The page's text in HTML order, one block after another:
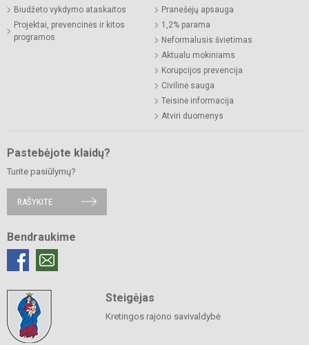
Biudžeto vykdymo ataskaitos
Projektai, prevencinės ir kitos
programos
Pranešėjų apsauga
1,2% parama
Neformalusis švietimas
Aktualu mokiniams
Korupcijos prevencija
Civilinė sauga
Teisinė informacija
Atviri duomenys
Pastebėjote klaidų?
Turite pasiūlymų?
RAŠYKITE
Bendraukime
Steigėjas
Kretingos rajono savivaldybė